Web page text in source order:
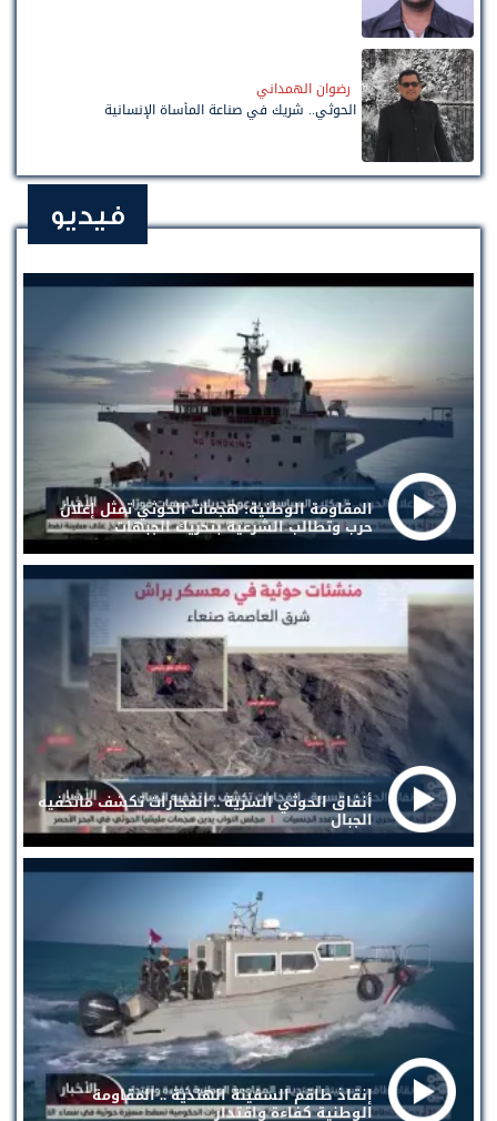
رضوان الهمداني
الحوثي.. شريك في صناعة المأساة الإنسانية
فيديو
المقاومة الوطنية: هجمات الحوثي تمثل إعلان
حرب وتطالب الشرعية بتحريك الجبهات
أنفاق الحوثي السرية .. انفجارات تكشف ماتخفيه
الجبال
إنقاذ طاقم السفينة الهندية .. المقاومة
الوطنية كفاءة واقتدار